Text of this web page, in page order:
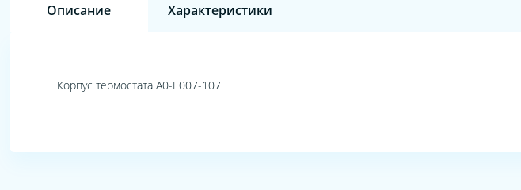
Описание Характеристики
Корпус термостата A0-E007-107